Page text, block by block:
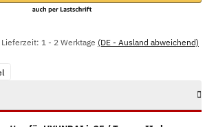
Lieferzeit: 1 - 2 Werktage (DE - Ausland abweichend)